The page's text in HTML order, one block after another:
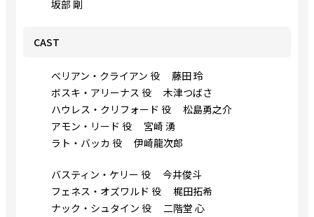
坂部 剛
CAST
べリアン・クライアン 役 藤田 玲
ボスキ・アリーナス 役 木津つばさ
ハウレス・クリフォード 役 松島勇之介
アモン・リード 役 宮崎 湧
ラト・バッカ 役 伊崎龍次郎
バスティン・ケリー 役 今井俊斗
フェネス・オズワルド 役 梶田拓希
ナック・シュタイン 役 二階堂 心